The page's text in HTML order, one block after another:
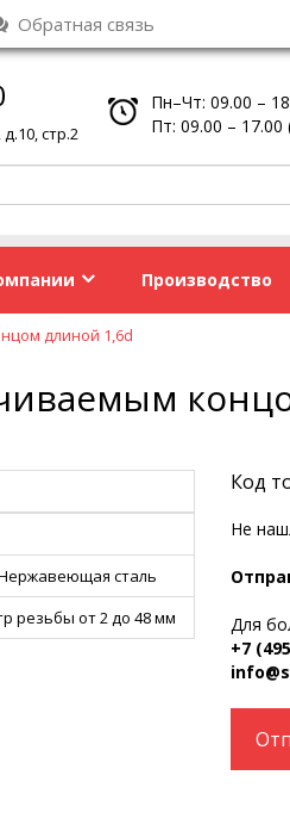
Обратная связь
стр.2
Пн–Чт: 09.00 –
Пт: 09.00 –
Производство
длиной 1,6d
сталь
резьбы от 2 до 48 мм
Код
Не
Для
+7